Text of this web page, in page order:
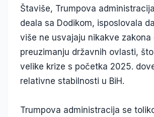
Štaviše, Trumpova
deala sa Dodikom, isposlovala
više ne usvajaju nikakve zakona
preuzimanju državnih ovlasti,
velike krize s početka 2025.
relativne stabilnosti u BiH.
Trumpova administracija se